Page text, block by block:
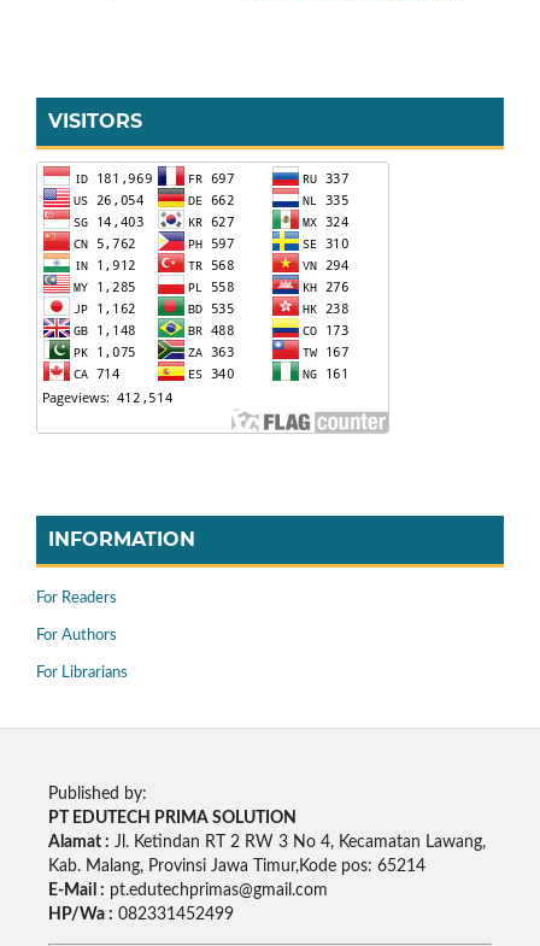
VISITORS
INFORMATION
For Readers
For Authors
For Librarians
Published by:
PT EDUTECH PRIMA SOLUTION
Alamat : Jl. Ketindan RT 2 RW 3 No 4, Kecamatan Lawang,
Kab. Malang, Provinsi Jawa Timur,Kode pos: 65214
E-Mail : pt.edutechprimas@gmail.com
HP/Wa : 082331452499